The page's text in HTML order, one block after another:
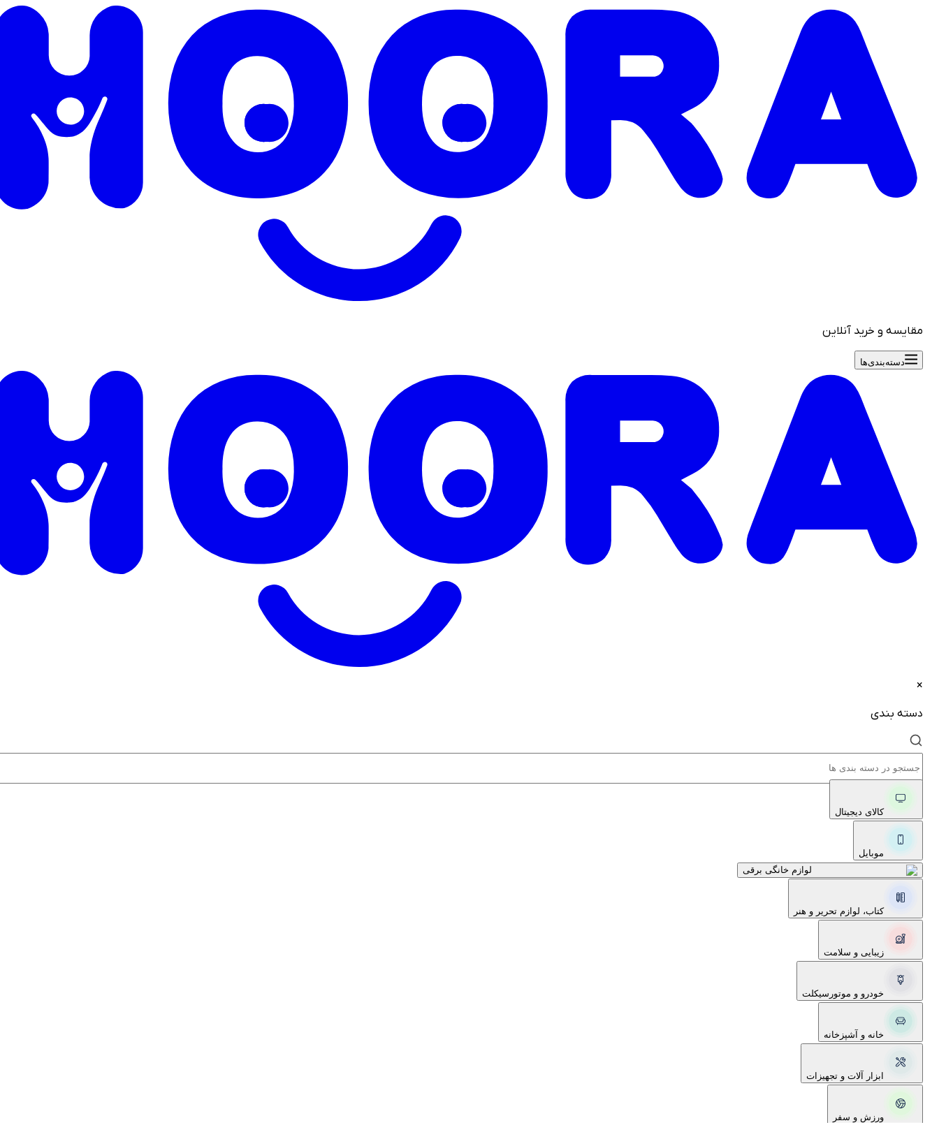
مقایسه و خرید آنلاین
دسته‌بندی‌ها
×
دسته بندی
کالای دیجیتال
موبایل
لوازم خانگی برقی
کتاب، لوازم تحریر و هنر
زیبایی و سلامت
خودرو و موتورسیکلت
خانه و آشپزخانه
ابزار آلات و تجهیزات
ورزش و سفر